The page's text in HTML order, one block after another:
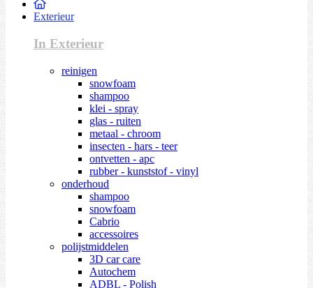
Exterieur
In Exterieur
reinigen
snowfoam
shampoo
klei - spray
glas - ruiten
metaal - chroom
insecten - hars - teer
ontvetten - apc
rubber - kunststof - vinyl
onderhoud
shampoo
snowfoam
Cabrio
accessoires
polijstmiddelen
3D car care
Autochem
ADBL - Polish